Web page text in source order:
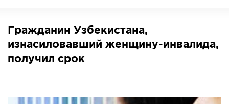
НОВОСТИ
СПРАВОЧНИК
ОБЪЯВЛЕНИЯ
АФИША
Гражданин Узбекистана,
изнасиловавший женщину-инвалида,
получил срок